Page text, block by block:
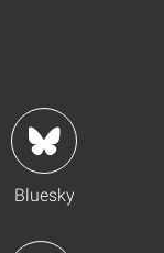
Bluesky